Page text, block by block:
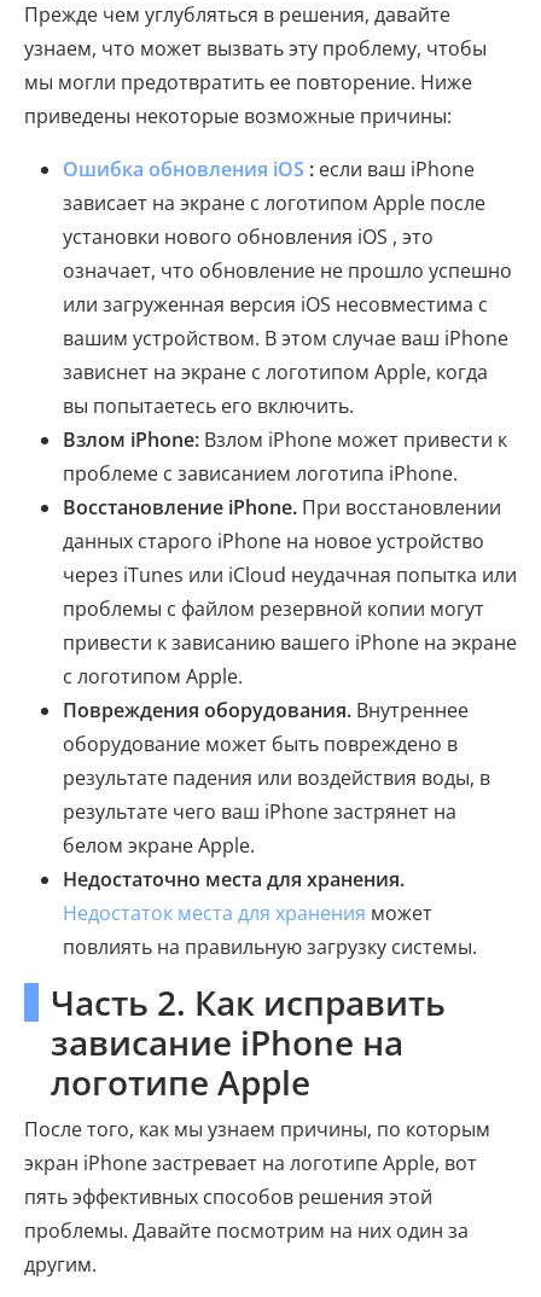
Прежде чем углубляться в решения, давайте
узнаем, что может вызвать эту проблему, чтобы
мы могли предотвратить ее повторение. Ниже
приведены некоторые возможные причины:
Ошибка обновления iOS : если ваш iPhone
зависает на экране с логотипом Apple после
установки нового обновления iOS , это
означает, что обновление не прошло успешно
или загруженная версия iOS несовместима с
вашим устройством. В этом случае ваш iPhone
зависнет на экране с логотипом Apple, когда
вы попытаетесь его включить.
Взлом iPhone: Взлом iPhone может привести к
проблеме с зависанием логотипа iPhone.
Восстановление iPhone. При восстановлении
данных старого iPhone на новое устройство
через iTunes или iCloud неудачная попытка или
проблемы с файлом резервной копии могут
привести к зависанию вашего iPhone на экране
с логотипом Apple.
Повреждения оборудования. Внутреннее
оборудование может быть повреждено в
результате падения или воздействия воды, в
результате чего ваш iPhone застрянет на
белом экране Apple.
Недостаточно места для хранения.
Недостаток места для хранения может
повлиять на правильную загрузку системы.
Часть 2. Как исправить
зависание iPhone на
логотипе Apple
После того, как мы узнаем причины, по которым
экран iPhone застревает на логотипе Apple, вот
пять эффективных способов решения этой
проблемы. Давайте посмотрим на них один за
другим.